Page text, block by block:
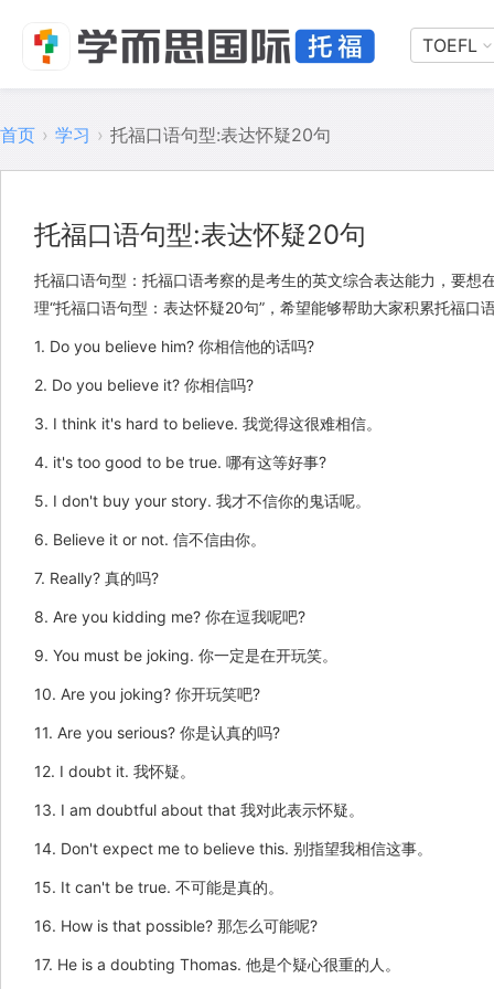
TOEFL
首页 › 学习 › 托福口语句型:表达怀疑20句
托福口语句型:表达怀疑20句
托福口语句型：托福口语考察的是考生的英文综合表达能力，要
理“托福口语句型：表达怀疑20句”，希望能够帮助大家积累托福口
1. Do you believe him? 你相信他的话吗?
2. Do you believe it? 你相信吗?
3. I think it's hard to believe. 我觉得这很难相信。
4. it's too good to be true. 哪有这等好事?
5. I don't buy your story. 我才不信你的鬼话呢。
6. Believe it or not. 信不信由你。
7. Really? 真的吗?
8. Are you kidding me? 你在逗我呢吧?
9. You must be joking. 你一定是在开玩笑。
10. Are you joking? 你开玩笑吧?
11. Are you serious? 你是认真的吗?
12. I doubt it. 我怀疑。
13. I am doubtful about that 我对此表示怀疑。
14. Don't expect me to believe this. 别指望我相信这事。
15. It can't be true. 不可能是真的。
16. How is that possible? 那怎么可能呢?
17. He is a doubting Thomas. 他是个疑心很重的人。